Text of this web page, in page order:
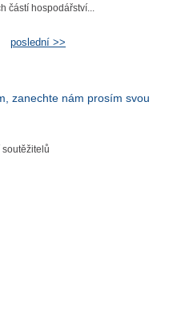
částí hospodářství...
poslední >>
zanechte nám prosím svou